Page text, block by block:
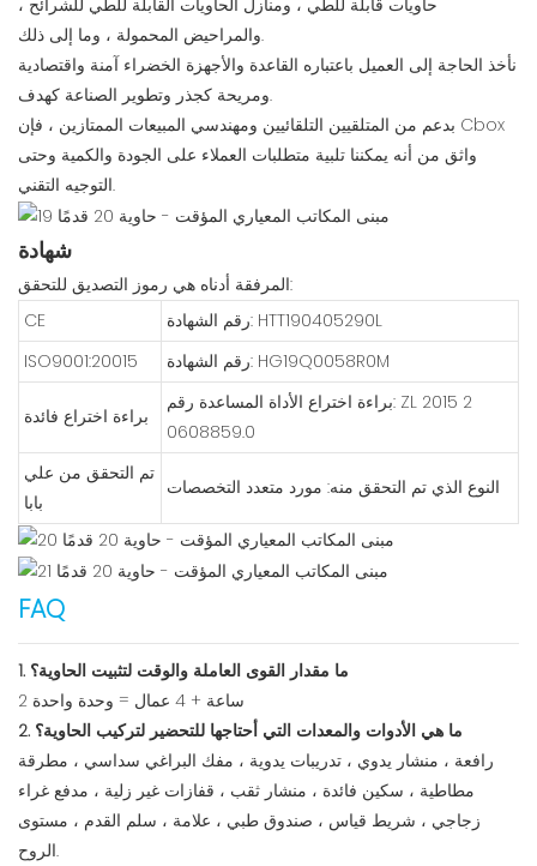
والمراحيض المحمولة ، وما إلى ذلك.
نأخذ الحاجة إلى العميل باعتباره القاعدة والأجهزة الخضراء آمنة واقتصادية
ومريحة كجذر وتطوير الصناعة كهدف.
بدعم من المتلقيين التلقائيين ومهندسي المبيعات الممتازين ، فإن Cbox
واثق من أنه يمكننا تلبية متطلبات العملاء على الجودة والكمية وحتى
التوجيه التقني.
شهادة
المرفقة أدناه هي رموز التصديق للتحقق:
CE
رقم الشهادة: HTT190405290L
ISO9001:20015
رقم الشهادة: HG19Q0058R0M
براءة اختراع فائدة
براءة اختراع الأداة المساعدة رقم: ZL 2015 2
0608859.0
تم التحقق من علي
بابا
النوع الذي تم التحقق منه: مورد متعدد التخصصات
FAQ
1. ما مقدار القوى العاملة والوقت لتثبيت الحاوية؟
2 ساعة + 4 عمال = وحدة واحدة
2. ما هي الأدوات والمعدات التي أحتاجها للتحضير لتركيب الحاوية؟
رافعة ، منشار يدوي ، تدريبات يدوية ، مفك البراغي سداسي ، مطرقة
مطاطية ، سكين فائدة ، منشار ثقب ، قفازات غير زلية ، مدفع غراء
زجاجي ، شريط قياس ، صندوق طبي ، علامة ، سلم القدم ، مستوى
الروح.